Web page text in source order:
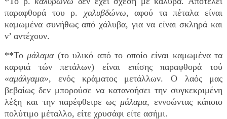
παραφθορά του ρ. χαλυβδώνω, αφού τα πέταλα είναι
καμωμένα συνήθως από χάλυβα, για να είναι σκληρά και
ν’ αντέχουν.
**Το μάλαμα(το υλικό από το οποίο είναι καμωμένα τα
καρφιά τών πετάλων) είναι επίσης παραφθορά τού
«αμάλγαμα», ενός κράματος μετάλλων. Ο λαός μας
βεβαίως δεν μπορούσε να κατανοήσει την συγκεκριμένη
λέξη και την παρέφθειρε ως μάλαμα, εννοώντας κάποιο
πολύτιμο μέταλλο, είτε χρυσάφι είτε ασήμι.